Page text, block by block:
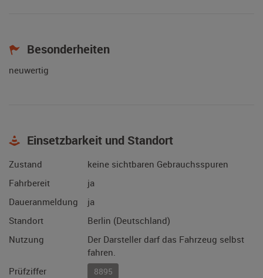
Besonderheiten
neuwertig
Einsetzbarkeit und Standort
Zustand
keine sichtbaren Gebrauchsspuren
Fahrbereit
ja
Daueranmeldung
ja
Standort
Berlin (Deutschland)
Nutzung
Der Darsteller darf das Fahrzeug selbst
fahren.
Prüfziffer
8895